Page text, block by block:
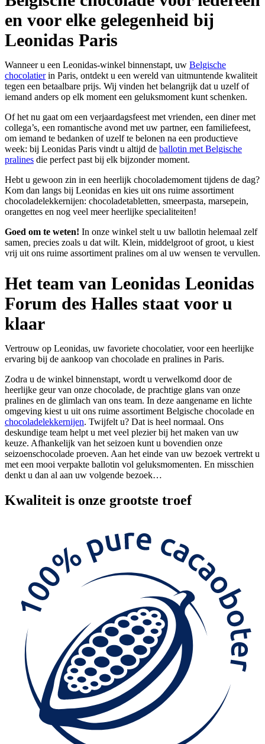
en voor elke gelegenheid bij
Leonidas Paris
Wanneer u een Leonidas-winkel binnenstapt, uw Belgische
chocolatierin Paris, ontdekt u een wereld van uitmuntende kwaliteit
tegen een betaalbare prijs. Wij vinden het belangrijk dat u uzelf of
iemand anders op elk moment een geluksmoment kunt schenken.
Of het nu gaat om een verjaardagsfeest met vrienden, een diner met
collega’s, een romantische avond met uw partner, een familiefeest,
om iemand te bedanken of uzelf te belonen na een productieve
week: bij Leonidas Paris vindt u altijd de ballotin met Belgische
pralines die perfect past bij elk bijzonder moment.
Hebt u gewoon zin in een heerlijk chocolademoment tijdens de dag?
Kom dan langs bij Leonidas en kies uit ons ruime assortiment
chocoladelekkernijen: chocoladetabletten, smeerpasta, marsepein,
orangettes en nog veel meer heerlijke specialiteiten!
Goed om te weten! In onze winkel stelt u uw ballotin helemaal zelf
samen, precies zoals u dat wilt. Klein, middelgroot of groot, u kiest
vrij uit ons ruime assortiment pralines om al uw wensen te vervullen.
Het team van Leonidas Leonidas
Forum des Halles staat voor u
klaar
Vertrouw op Leonidas, uw favoriete chocolatier, voor een heerlijke
ervaring bij de aankoop van chocolade en pralines in Paris.
Zodra u de winkel binnenstapt, wordt u verwelkomd door de
heerlijke geur van onze chocolade, de prachtige glans van onze
pralines en de glimlach van ons team. In deze aangename en lichte
omgeving kiest u uit ons ruime assortiment Belgische chocolade en
chocoladelekkernijen. Twijfelt u? Dat is heel normaal. Ons
deskundige team helpt u met veel plezier bij het maken van uw
keuze. Afhankelijk van het seizoen kunt u bovendien onze
seizoenschocolade proeven. Aan het einde van uw bezoek vertrekt u
met een mooi verpakte ballotin vol geluksmomenten. En misschien
denkt u dan al aan uw volgende bezoek…
Kwaliteit is onze grootste troef